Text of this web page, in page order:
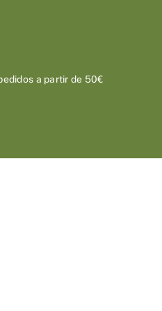
a partir de 50€